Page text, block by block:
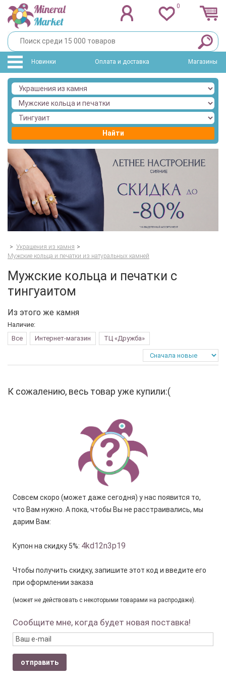
0
Новинки Оплата и доставка Магазины
Найти
> Украшения из камня >
Мужские кольца и печатки из натуральных камней
Мужские кольца и печатки с
тингуаитом
Из этого же камня
Наличие:
Все
Интернет-магазин ТЦ «Дружба»
К сожалению, весь товар уже купили:(
Совсем скоро (может даже сегодня) у нас появится то,
что Вам нужно. А пока, чтобы Вы не расстраивались, мы
дарим Вам:
Купон на скидку 5%: 4kd12n3p19
Чтобы получить скидку, запишите этот код и введите его
при оформлении заказа
(может не действовать с некоторыми товарами на распродаже).
Сообщите мне, когда будет новая поставка!
отправить